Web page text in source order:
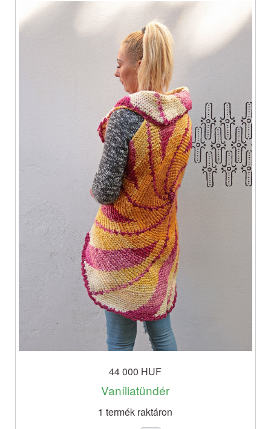
44 000 HUF
Vaníliatündér
1 termék raktáron